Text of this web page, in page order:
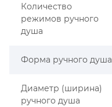
Количество
режимов ручного
душа
Форма ручного душа
Диаметр (ширина)
ручного душа